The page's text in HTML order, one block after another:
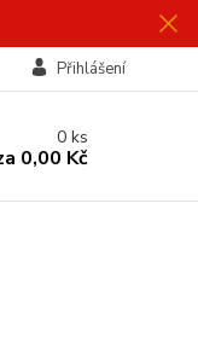
Přihlášení
0ks
0,00 Kč